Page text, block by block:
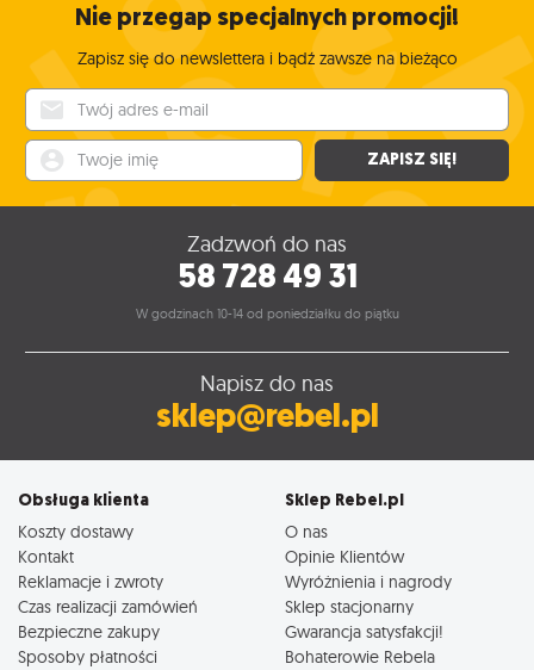
Nie przegap specjalnych promocji!
Zapisz się do newslettera i bądź zawsze na bieżąco
ZAPISZ SIĘ!
Zadzwoń do nas
58 728 49 31
W godzinach 10-14 od poniedziałku do piątku
Napisz do nas
sklep@rebel.pl
Obsługa klienta
Koszty dostawy
Kontakt
Reklamacje i zwroty
Czas realizacji zamówień
Bezpieczne zakupy
Sposoby płatności
Sklep Rebel.pl
O nas
Opinie Klientów
Wyróżnienia i nagrody
Sklep stacjonarny
Gwarancja satysfakcji!
Bohaterowie Rebela